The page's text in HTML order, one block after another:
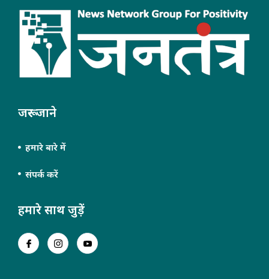
जरूर जाने
हमारे बारे में
संपर्क करें
हमारे साथ जुड़ें